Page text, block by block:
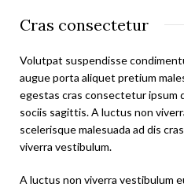
Cras consectetur
Volutpat suspendisse
augue porta aliquet pretium
egestas cras consectetur ipsum
sociis sagittis. A luctus non
scelerisque malesuada ad dis
viverra vestibulum.
A luctus non viverra vestibulum